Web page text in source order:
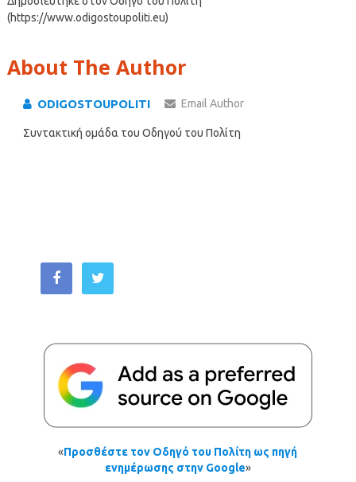
(https://www.odigostoupoliti.eu)
About The Author
ODIGOSTOUPOLITI Email Author
Συντακτική ομάδα του Οδηγού του Πολίτη
«Προσθέστε τον Οδηγό του Πολίτη ως πηγή
ενημέρωσης στην Google»